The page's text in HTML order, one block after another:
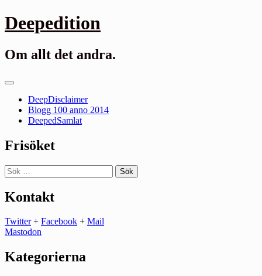
Gå
till
Deepedition
Om allt det andra.
Primär
DeepDisclaimer
Blogg 100 anno 2014
DeepedSamlat
Frisöket
Sök
efter:
Kontakt
Twitter+ Facebook + Mail
Mastodon
Kategorierna